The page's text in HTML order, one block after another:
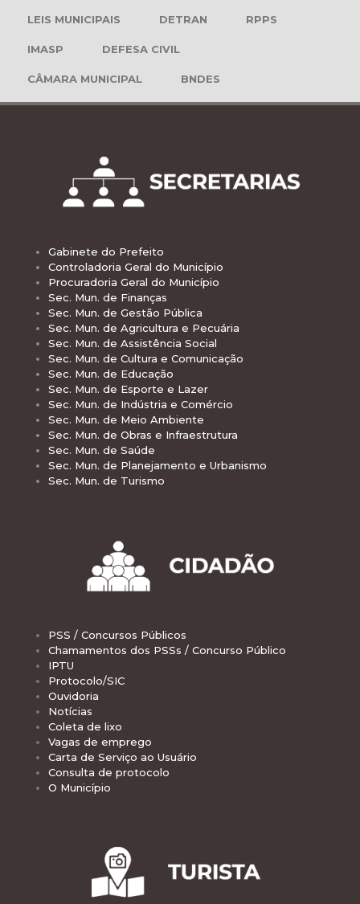
LEIS MUNICIPAIS DETRAN RPPS
IMASP DEFESA CIVIL
CÂMARA MUNICIPAL BNDES
Gabinete do Prefeito
Controladoria Geral do Município
Procuradoria Geral do Município
Sec. Mun. de Finanças
Sec. Mun. de Gestão Pública
Sec. Mun. de Agricultura e Pecuária
Sec. Mun. de Assistência Social
Sec. Mun. de Cultura e Comunicação
Sec. Mun. de Educação
Sec. Mun. de Esporte e Lazer
Sec. Mun. de Indústria e Comércio
Sec. Mun. de Meio Ambiente
Sec. Mun. de Obras e Infraestrutura
Sec. Mun. de Saúde
Sec. Mun. de Planejamento e Urbanismo
Sec. Mun. de Turismo
PSS / Concursos Públicos
Chamamentos dos PSSs / Concurso Público
IPTU
Protocolo/SIC
Ouvidoria
Notícias
Coleta de lixo
Vagas de emprego
Carta de Serviço ao Usuário
Consulta de protocolo
O Município